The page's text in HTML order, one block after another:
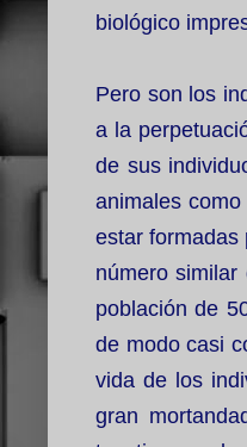
biológico
Pero son los
a la
de sus
animales
estar formadas
número
población de
de modo casi
vida de los
gran